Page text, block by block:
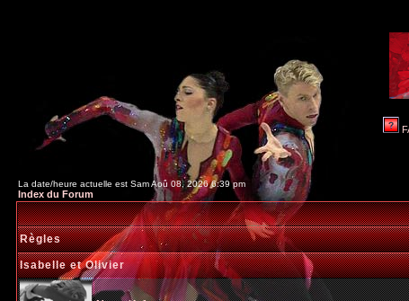
La date/heure actuelle est Sam Aoû 08, 2026 6:39 pm
Index du Forum
Règles
Isabelle et Olivier